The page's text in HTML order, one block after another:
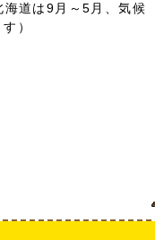
道は9月～5月、気候
）